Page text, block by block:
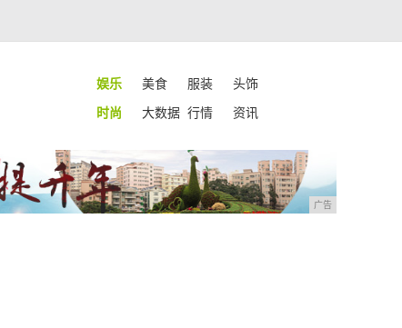
娱乐 美食 服装
头饰
时尚 大数据 行情 资讯
广告